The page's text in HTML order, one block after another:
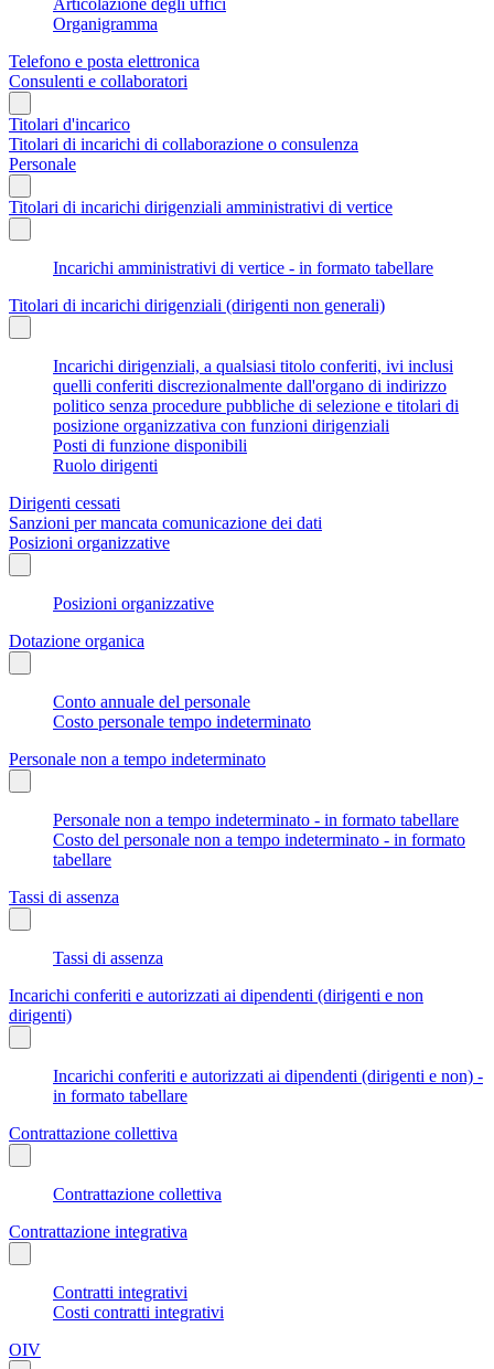
Organigramma
Telefono e posta elettronica
Consulenti e collaboratori
Titolari d'incarico
Titolari di incarichi di collaborazione o consulenza
Personale
Titolari di incarichi dirigenziali amministrativi di vertice
Incarichi amministrativi di vertice - in formato tabellare
Titolari di incarichi dirigenziali (dirigenti non generali)
Incarichi dirigenziali, a qualsiasi titolo conferiti, ivi inclusi
quelli conferiti discrezionalmente dall'organo di indirizzo
politico senza procedure pubbliche di selezione e titolari di
posizione organizzativa con funzioni dirigenziali
Posti di funzione disponibili
Ruolo dirigenti
Dirigenti cessati
Sanzioni per mancata comunicazione dei dati
Posizioni organizzative
Posizioni organizzative
Dotazione organica
Conto annuale del personale
Costo personale tempo indeterminato
Personale non a tempo indeterminato
Personale non a tempo indeterminato - in formato tabellare
Costo del personale non a tempo indeterminato - in formato
tabellare
Tassi di assenza
Tassi di assenza
Incarichi conferiti e autorizzati ai dipendenti (dirigenti e non
dirigenti)
Incarichi conferiti e autorizzati ai dipendenti (dirigenti e non) -
in formato tabellare
Contrattazione collettiva
Contrattazione collettiva
Contrattazione integrativa
Contratti integrativi
Costi contratti integrativi
OIV